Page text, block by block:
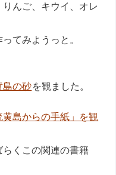
んご、キウイ、オレ
てみようっと。
島の砂を観ました。
島からの手紙」を観
くこの関連の書籍